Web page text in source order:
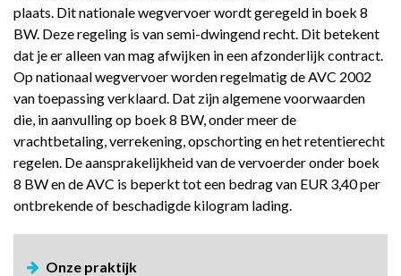
plaats. Dit nationale wegvervoer wordt geregeld in boek 8
BW. Deze regeling is van semi-dwingend recht. Dit betekent
dat je er alleen van mag afwijken in een afzonderlijk contract.
Op nationaal wegvervoer worden regelmatig de AVC 2002
van toepassing verklaard. Dat zijn algemene voorwaarden
die, in aanvulling op boek 8 BW, onder meer de
vrachtbetaling, verrekening, opschorting en het retentierecht
regelen. De aansprakelijkheid van de vervoerder onder boek
8 BW en de AVC is beperkt tot een bedrag van EUR 3,40 per
ontbrekende of beschadigde kilogram lading.
Onze praktijk